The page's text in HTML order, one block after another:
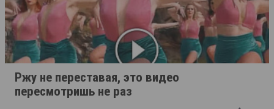
Ржу не переставая, это видео
пересмотришь не раз